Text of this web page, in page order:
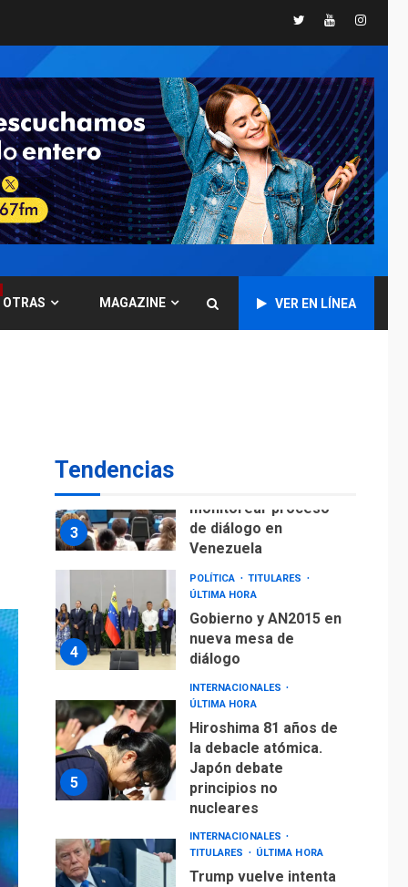
TwitterYoutube
OTRAS MAGAZINE VER EN LÍNEA
Tendencias
7
GUERRA EN EL MUNDO
Ucrania y Rusia
intensifican
ofensivas de largo
alcance
NACIONALES
TITULARES
ÚLTIMA HORA
Instalan carpas
metálicas como
terminales
Aeropuerto de
3
monitorear proceso
de diálogo en
Venezuela
4
POLÍTICA
TITULARES
ÚLTIMA HORA
Gobierno y AN2015 en
nueva mesa de
diálogo
5
INTERNACIONALES
ÚLTIMA HORA
Hiroshima 81 años de
la debacle atómica.
Japón debate
principios no
nucleares
INTERNACIONALES
TITULARES
ÚLTIMA HORA
Trump vuelve intenta